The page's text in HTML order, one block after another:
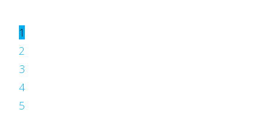
1
2
3
4
5